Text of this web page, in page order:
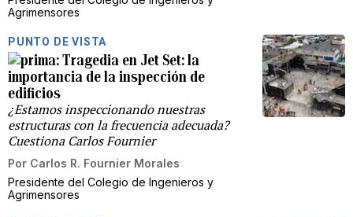
Agrimensores
PUNTO DE VISTA
Tragedia en Jet Set: la
importancia de la inspección de
edificios
¿Estamos inspeccionando nuestras
estructuras con la frecuencia adecuada?
Cuestiona Carlos Fournier
Por Carlos R. Fournier Morales
Presidente del Colegio de Ingenieros y
Agrimensores